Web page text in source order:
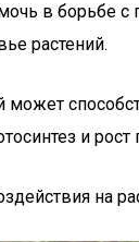
в борьбе с
растений.
и рост
на